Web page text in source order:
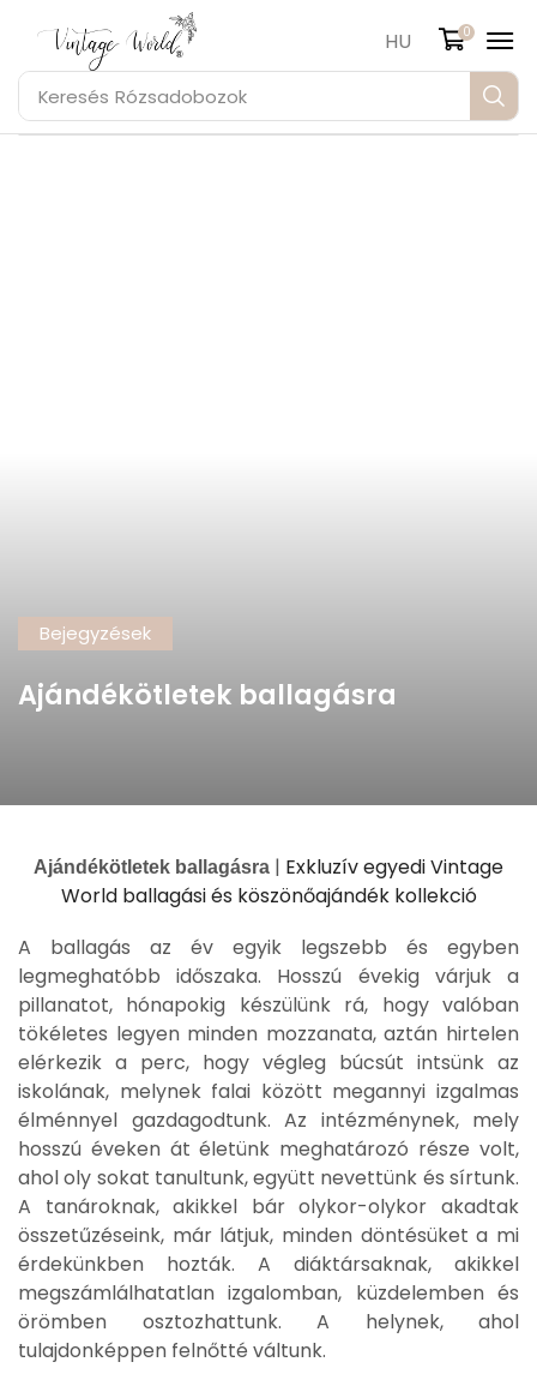
Keresés Rózsadobozok
HU 0
Bejegyzések
Ajándékötletek ballagásra
Ajándékötletek ballagásra | Exkluzív egyedi Vintage
World ballagási és köszönőajándék kollekció
A ballagás az év egyik legszebb és egyben
legmeghatóbb időszaka. Hosszú évekig várjuk a
pillanatot, hónapokig készülünk rá, hogy valóban
tökéletes legyen minden mozzanata, aztán hirtelen
elérkezik a perc, hogy végleg búcsút intsünk az
iskolának, melynek falai között megannyi izgalmas
élménnyel gazdagodtunk. Az intézménynek, mely
hosszú éveken át életünk meghatározó része volt,
ahol oly sokat tanultunk, együtt nevettünk és sírtunk.
A tanároknak, akikkel bár olykor-olykor akadtak
összetűzéseink, már látjuk, minden döntésüket a mi
érdekünkben hozták. A diáktársaknak, akikkel
megszámlálhatatlan izgalomban, küzdelemben és
örömben osztozhattunk. A helynek, ahol
tulajdonképpen felnőtté váltunk.